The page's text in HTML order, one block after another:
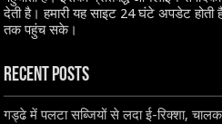
देती है। हमारी यह साइट 24 घंटे अपडेट
तक पहुंच सके।
Recent Posts
गड्ढे में पलटा सब्जियों से लदा ई-रिक्शा,